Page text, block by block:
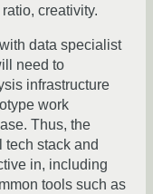
creativity.
data specialist
need to
infrastructure
work
Thus, the
tech stack and
in, including
tools such as